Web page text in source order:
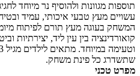
ולהוסיף נר מיוחד לחגיגה
טבעי איכותי, עמיד ובטיחותי
מעץ תורם לפיתוח מיומנויות
בין עין ליד, יצירתיות וביטוי
וטעימה במיוחד.
כל פינת משחק.